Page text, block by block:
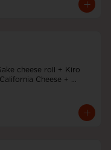
cheese roll + Kiro
Cheese +